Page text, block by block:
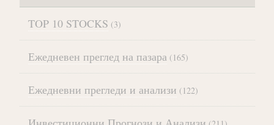
TOP 10 STOCKS (3)
Ежедневен преглед на пазара (165)
Ежедневни прегледи и анализи (122)